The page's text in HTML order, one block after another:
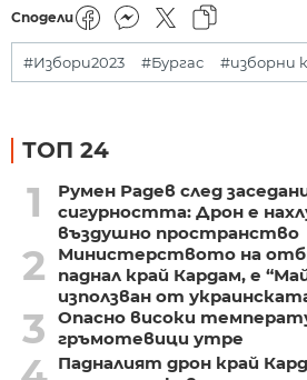
Сподели
#Избори2023 #Бургас #изборни
ТОП 24
1
Румен Радев след
сигурността: Дрон е
въздушно пространство
2
Министерството на
паднал край Кардам, е
използван от
3
Опасно високи
гръмотевици утре
Падналият дрон край